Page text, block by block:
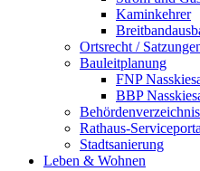
Kaminkehrer
Ortsrecht /
Bauleitplanung
FNP
BBP
Behördenverzeichnis
Rathaus-
Stadtsanierung
Leben & Wohnen